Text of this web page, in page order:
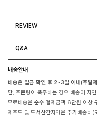
REVIEW
Q&A
배송안내
배송은 입금 확인 후 2~3일 이내(주말
단, 주문량이 폭주하는 경우 배송이 지
무료배송은 순수 결제금액 6만원 이상
제주도 및 도서산간지역은 추가배송